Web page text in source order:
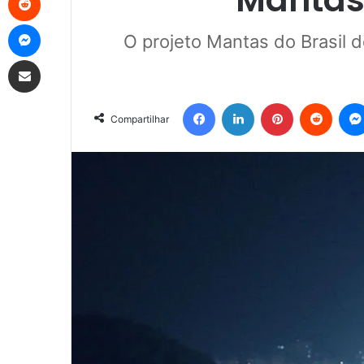
O projeto Mantas do Brasil
Compartilhar
FacebookLinkedin Pinterest Reddit